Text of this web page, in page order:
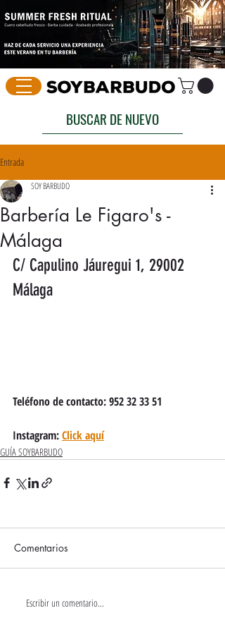
BUSCAR DE NUEVO
Entrada
Barbería Le Figaro's -
Málaga
SOY BARBUDO
C/ Capulino Jáuregui 1, 29002
Málaga
Teléfono de contacto: 952 32 33 51
Instagram: Click aquí
GUÍA SOYBARBUDO
Comentarios
Escribir un comentario...